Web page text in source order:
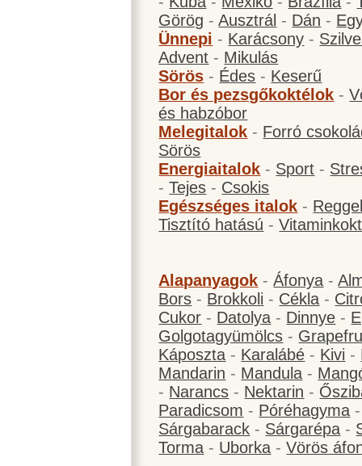
Görög -Ausztrál - Dán -
Ünnepi - Karácsony -
Advent - Mikulás
Sörös - Édes - Keserű
Bor és pezsgőkoktélok -
és habzóbor
Melegitalok - Forró
Sörös
Energiaitalok - Sport -
-Tejes - Csokis
Egészséges italok -
Tisztító hatású -
Alapanyagok -Áfonya -
Bors - Brokkoli - Cékla -
Cukor - Datolya - Dinnye -
Golgotagyümölcs -
Káposzta - Karalábé - Kivi -
Mandarin - Mandula -
- Narancs - Nektarin -
Paradicsom - Póréhagyma
Sárgabarack - Sárgarépa -
Torma - Uborka -Vörös